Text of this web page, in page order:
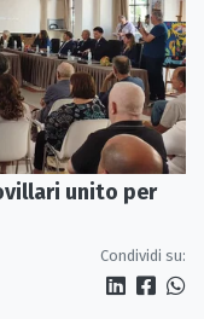
unito per
Condividi su: